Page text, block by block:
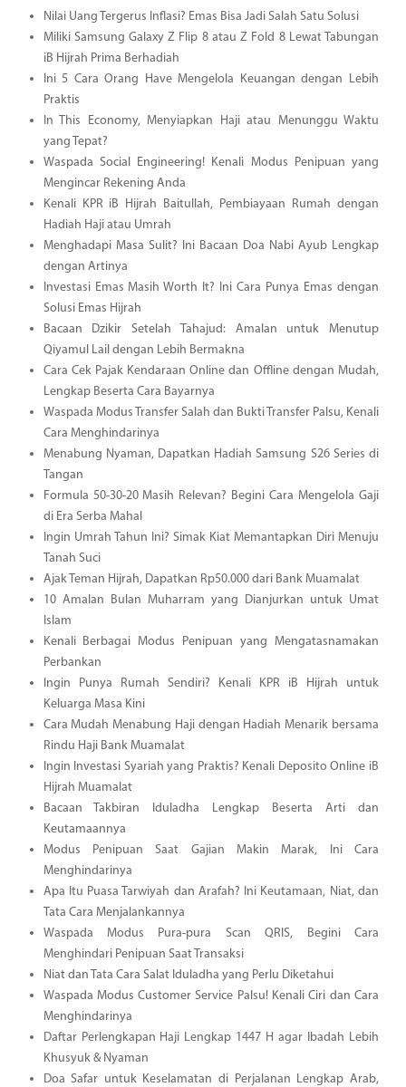
Nilai Uang Tergerus Inflasi? Emas Bisa Jadi Salah Satu Solusi
Miliki Samsung Galaxy Z Flip 8 atau Z Fold 8 Lewat Tabungan
iB Hijrah Prima Berhadiah
Ini 5 Cara Orang Have Mengelola Keuangan dengan Lebih
Praktis
In This Economy, Menyiapkan Haji atau Menunggu Waktu
yang Tepat?
Waspada Social Engineering! Kenali Modus Penipuan yang
Mengincar Rekening Anda
Kenali KPR iB Hijrah Baitullah, Pembiayaan Rumah dengan
Hadiah Haji atau Umrah
Menghadapi Masa Sulit? Ini Bacaan Doa Nabi Ayub Lengkap
dengan Artinya
Investasi Emas Masih Worth It? Ini Cara Punya Emas dengan
Solusi Emas Hijrah
Bacaan Dzikir Setelah Tahajud: Amalan untuk Menutup
Qiyamul Lail dengan Lebih Bermakna
Cara Cek Pajak Kendaraan Online dan Offline dengan Mudah,
Lengkap Beserta Cara Bayarnya
Waspada Modus Transfer Salah dan Bukti Transfer Palsu, Kenali
Cara Menghindarinya
Menabung Nyaman, Dapatkan Hadiah Samsung S26 Series di
Tangan
Formula 50-30-20 Masih Relevan? Begini Cara Mengelola Gaji
di Era Serba Mahal
Ingin Umrah Tahun Ini? Simak Kiat Memantapkan Diri Menuju
Tanah Suci
Ajak Teman Hijrah, Dapatkan Rp50.000 dari Bank Muamalat
10 Amalan Bulan Muharram yang Dianjurkan untuk Umat
Islam
Kenali Berbagai Modus Penipuan yang Mengatasnamakan
Perbankan
Ingin Punya Rumah Sendiri? Kenali KPR iB Hijrah untuk
Keluarga Masa Kini
Cara Mudah Menabung Haji dengan Hadiah Menarik bersama
Rindu Haji Bank Muamalat
Ingin Investasi Syariah yang Praktis? Kenali Deposito Online iB
Hijrah Muamalat
Bacaan Takbiran Iduladha Lengkap Beserta Arti dan
Keutamaannya
Modus Penipuan Saat Gajian Makin Marak, Ini Cara
Menghindarinya
Apa Itu Puasa Tarwiyah dan Arafah? Ini Keutamaan, Niat, dan
Tata Cara Menjalankannya
Waspada Modus Pura-pura Scan QRIS, Begini Cara
Menghindari Penipuan Saat Transaksi
Niat dan Tata Cara Salat Iduladha yang Perlu Diketahui
Waspada Modus Customer Service Palsu! Kenali Ciri dan Cara
Menghindarinya
Daftar Perlengkapan Haji Lengkap 1447 H agar Ibadah Lebih
Khusyuk & Nyaman
Doa Safar untuk Keselamatan di Perjalanan Lengkap Arab,